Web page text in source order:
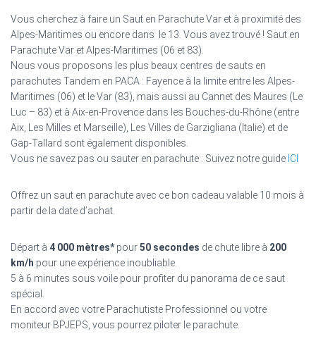
Vous cherchez à faire un Saut en Parachute Var et à proximité des
Alpes-Maritimes ou encore dans le 13. Vous avez trouvé ! Saut en
Parachute Var et Alpes-Maritimes (06 et 83).
Nous vous proposons les plus beaux centres de sauts en
parachutes Tandem en PACA : Fayence à la limite entre les Alpes-
Maritimes (06) et le Var (83), mais aussi au Cannet des Maures (Le
Luc – 83) et à Aix-en-Provence dans les Bouches-du-Rhône (entre
Aix, Les Milles et Marseille), Les Villes de Garzigliana (Italie) et de
Gap-Tallard sont également disponibles.
Vous ne savez pas ou sauter en parachute : Suivez notre guide ICI
Offrez un saut en parachute avec ce bon cadeau valable 10 mois à
partir de la date d’achat.
Départ à 4 000 mètres*pour50 secondes de chute libre à 200
km/h pour une expérience inoubliable.
5 à 6 minutes sous voile pour profiter du panorama de ce saut
spécial.
En accord avec votre Parachutiste Professionnel ou votre
moniteur BPJEPS, vous pourrez piloter le parachute.